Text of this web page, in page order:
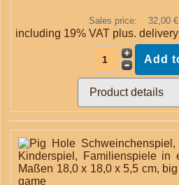
Sales price: 32,00 €
including 19% VAT plus.delivery
Product details